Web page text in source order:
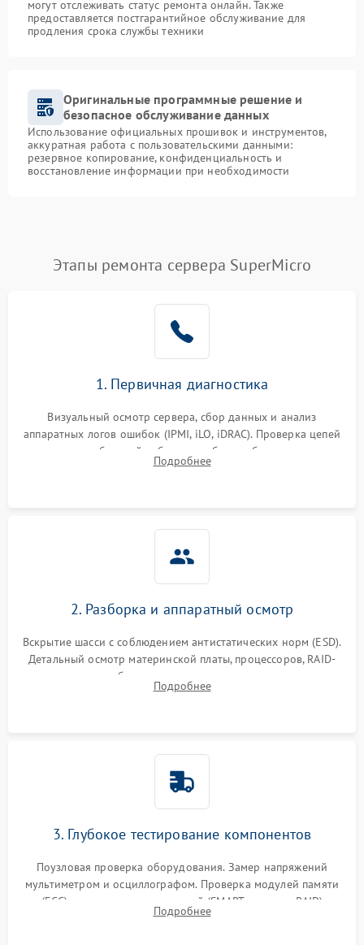
могут отслеживать статус ремонта онлайн. Также
предоставляется постгарантийное обслуживание для
продления срока службы техники
Оригинальные программные решение и
безопасное обслуживание данных
Использование официальных прошивок и инструментов,
аккуратная работа с пользовательскими данными:
резервное копирование, конфиденциальность и
восстановление информации при необходимости
Этапы ремонта сервера SuperMicro
1. Первичная диагностика
Визуальный осмотр сервера, сбор данных и анализ
аппаратных логов ошибок (IPMI, iLO, iDRAC). Проверка цепей
питания и базовой работоспособности без вскрытия
корпуса для быстрой локализации сбоя.
Подробнее
2. Разборка и аппаратный осмотр
Вскрытие шасси с соблюдением антистатических норм (ESD).
Детальный осмотр материнской платы, процессоров, RAID-
контроллеров и блоков питания на наличие термических
повреждений, прогаров или окислений.
Подробнее
3. Глубокое тестирование компонентов
Поузловая проверка оборудования. Замер напряжений
мультиметром и осциллографом. Проверка модулей памяти
(ECC) и состояния накопителей (SMART, массивы RAID)
специализированными диагностическими утилитами.
Подробнее